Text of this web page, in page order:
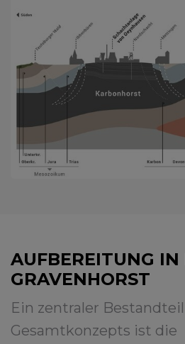
AUFBEREITUNG IN
GRAVENHORST
Ein zentraler
Gesamtkonzepts ist die